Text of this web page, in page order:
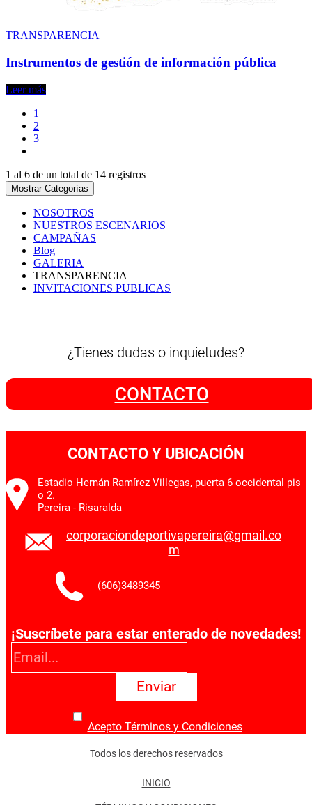
TRANSPARENCIA
Instrumentos de gestión de información pública
Leer más
1
2
3
1 al 6 de un total de 14 registros
Mostrar Categorías
NOSOTROS
NUESTROS ESCENARIOS
CAMPAÑAS
Blog
GALERIA
TRANSPARENCIA
INVITACIONES PUBLICAS
¿Tienes dudas o inquietudes?
CONTACTO
CONTACTO Y UBICACIÓN
Estadio Hernán Ramírez Villegas, puerta 6 occidental pis
o 2.
Pereira - Risaralda
corporaciondeportivapereira@gmail.co
m
(606)3489345
¡Suscríbete para estar enterado de novedades!
Enviar
Acepto Términos y Condiciones
Todos los derechos reservados
INICIO